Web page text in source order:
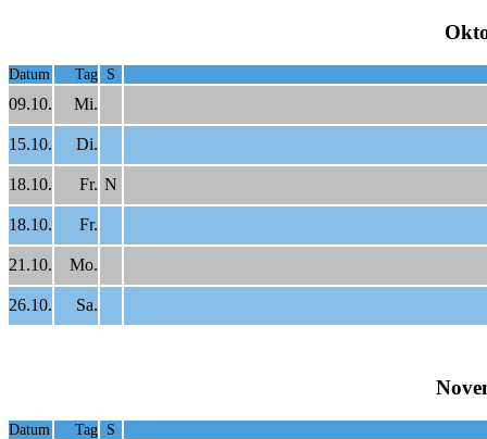
Datum Tag S
09.10. Mi.
15.10. Di.
18.10. Fr. N
18.10. Fr.
21.10. Mo.
26.10. Sa.
Datum Tag S